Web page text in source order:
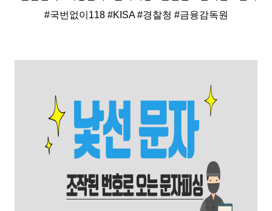
#국번없이118 #KISA #경찰청 #금융감독원